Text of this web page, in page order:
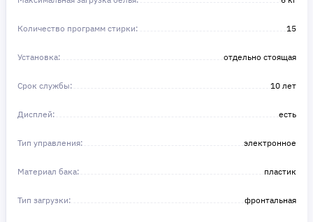
Количество программ стирки: 15
Установка: отдельно стоящая
Срок службы: 10 лет
Дисплей: есть
Тип управления: электронное
Материал бака: пластик
Тип загрузки: фронтальная